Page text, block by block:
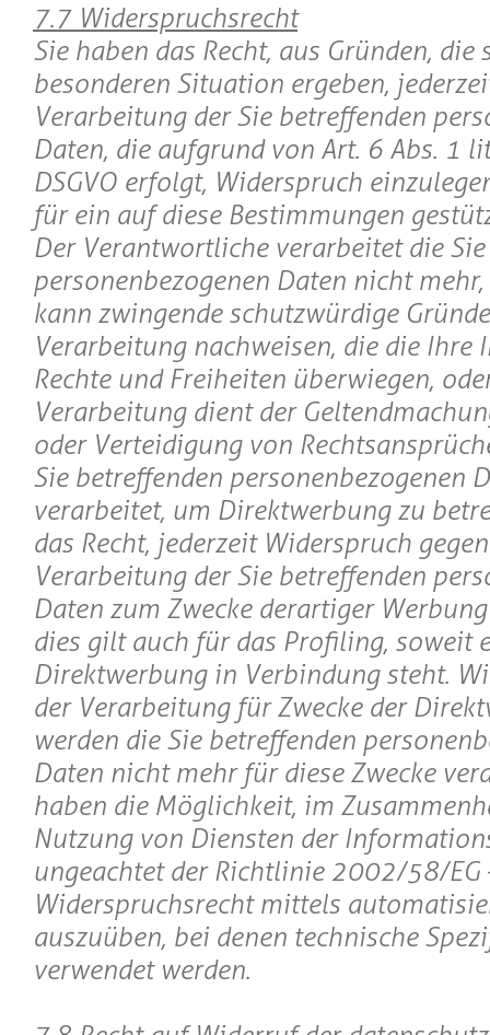
7.7 Widerspruchsrecht
Sie haben das Recht, aus Gründen, die
besonderen Situation ergeben,
Verarbeitung der Sie betreffenden
Daten, die aufgrund von Art. 6 Abs. 1
DSGVO erfolgt, Widerspruch
für ein auf diese Bestimmungen
Der Verantwortliche verarbeitet die
personenbezogenen Daten nicht mehr,
kann zwingende schutzwürdige
Verarbeitung nachweisen, die die Ihre
Rechte und Freiheiten überwiegen,
Verarbeitung dient der
oder Verteidigung von
Sie betreffenden personenbezogenen
verarbeitet, um Direktwerbung zu
das Recht, jederzeit Widerspruch
Verarbeitung der Sie betreffenden
Daten zum Zwecke derartiger
dies gilt auch für das Profiling, soweit
Direktwerbung in Verbindung steht.
der Verarbeitung für Zwecke der
werden die Sie betreffenden
Daten nicht mehr für diese Zwecke
haben die Möglichkeit, im
Nutzung von Diensten der
ungeachtet der Richtlinie 2002/58/EG
Widerspruchsrecht mittels
auszuüben, bei denen technische
verwendet werden.